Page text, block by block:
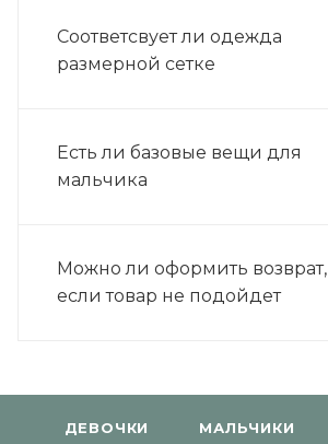
Соответсвует ли одежда
размерной сетке
Есть ли базовые вещи для
мальчика
Можно ли оформить возврат,
если товар не подойдет
ДЕВОЧКИ МАЛЬЧИКИ